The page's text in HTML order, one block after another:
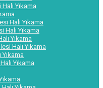
Yıkama
Halı Yıkama
Halı Yıkama
Yıkama
Halı Yıkama
Yıkama